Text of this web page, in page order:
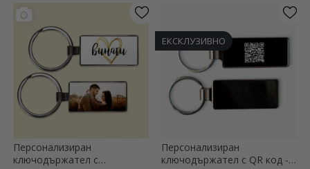
Персонализиран
ключодържател с
ЕКСКЛУЗИВНО
Персонализиран
ключодържател с QR код -